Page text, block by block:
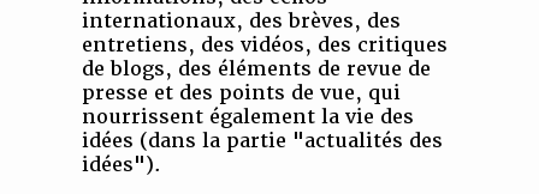
internationaux, des brèves, des
entretiens, des vidéos, des critiques
de blogs, des éléments de revue de
presse et des points de vue, qui
nourrissent également la vie des
idées (dans la partie "actualités des
idées").